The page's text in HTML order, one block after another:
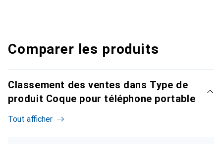
Comparer les produits
Classement des ventes dans Type de
produit Coque pour téléphone portable
Tout afficher